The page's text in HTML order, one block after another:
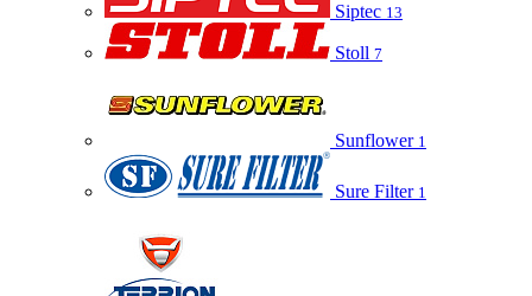
Siptec 13
Stoll 7
Sunflower 1
Sure Filter 1